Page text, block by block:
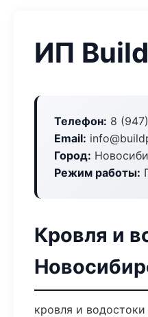
ИП
Телефон: 8
Email:
Город:
Режим работы:
Кровля и
кровля и